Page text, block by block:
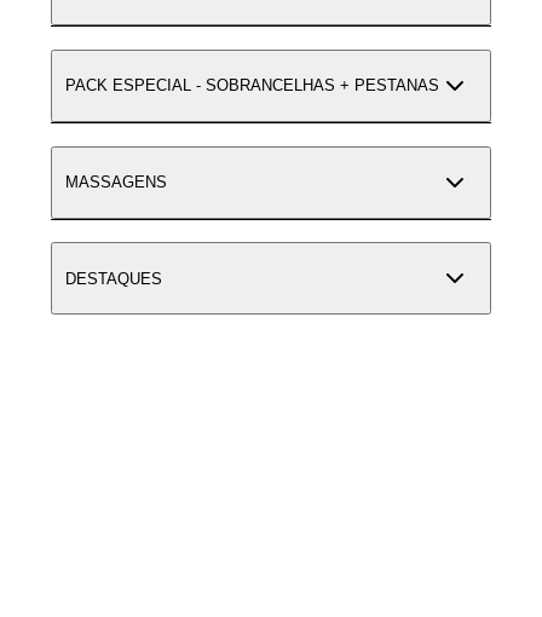
PACK ESPECIAL - SOBRANCELHAS + PESTANAS
MASSAGENS
DESTAQUES